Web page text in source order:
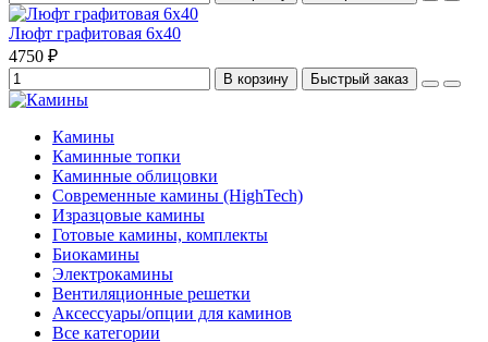
Люфт графитовая 6x40
4750 ₽
В корзину Быстрый заказ
Камины
Каминные топки
Каминные облицовки
Современные камины (HighTech)
Изразцовые камины
Готовые камины, комплекты
Биокамины
Электрокамины
Вентиляционные решетки
Аксессуары/опции для каминов
Все категории